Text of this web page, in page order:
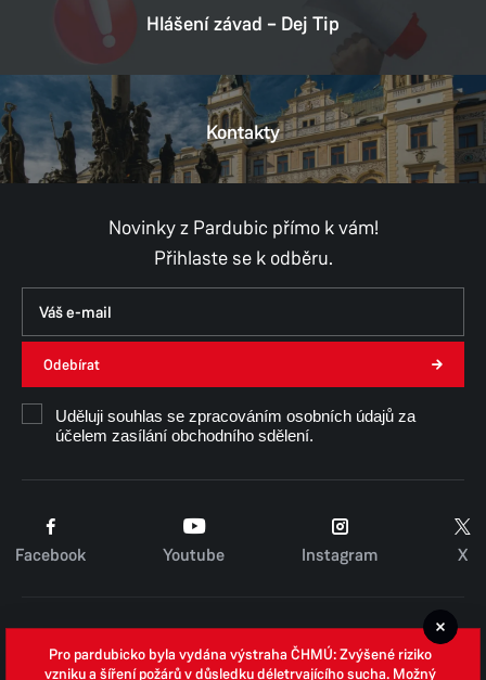
Provozní doba
Pondělí
8:00–11:00, 12:00–17:00
Úterý 8:00–11:00, 12:00–15:30
Středa 8:00–11:00, 12:00–17:00
8:00–11:00, 12:00–14:30
Hlášení závad – Dej Tip
Kontakty
Novinky z Pardubic přímo k vám!
Přihlaste se k odběru.
Odebírat
Uděluji souhlas se zpracováním osobních údajů za
účelem zasílání obchodního sdělení.
Facebook Youtube Instagram X
Zpracování osobních údajů
Pro pardubicko byla vydána výstraha ČHMÚ: Zvýšené riziko
vzniku a šíření požárů v důsledku déletrvajícího sucha. Možný